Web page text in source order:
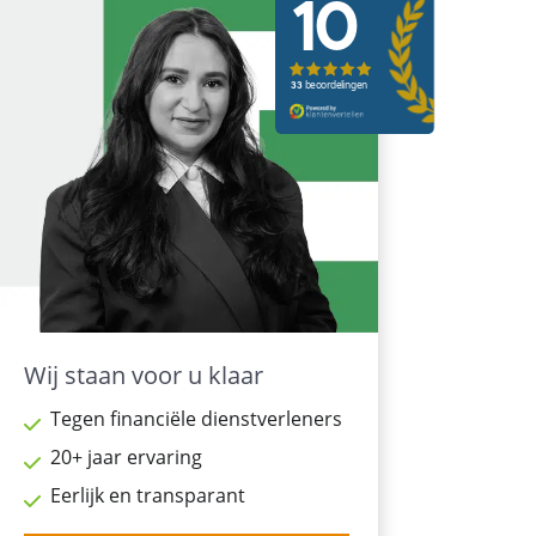
Wij staan voor u klaar
Tegen financiële dienstverleners
20+ jaar ervaring
Eerlijk en transparant